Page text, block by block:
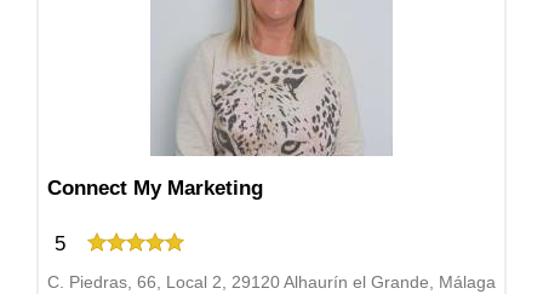
Connect My Marketing
5
C. Piedras, 66, Local 2, 29120 Alhaurín el Grande, Málaga